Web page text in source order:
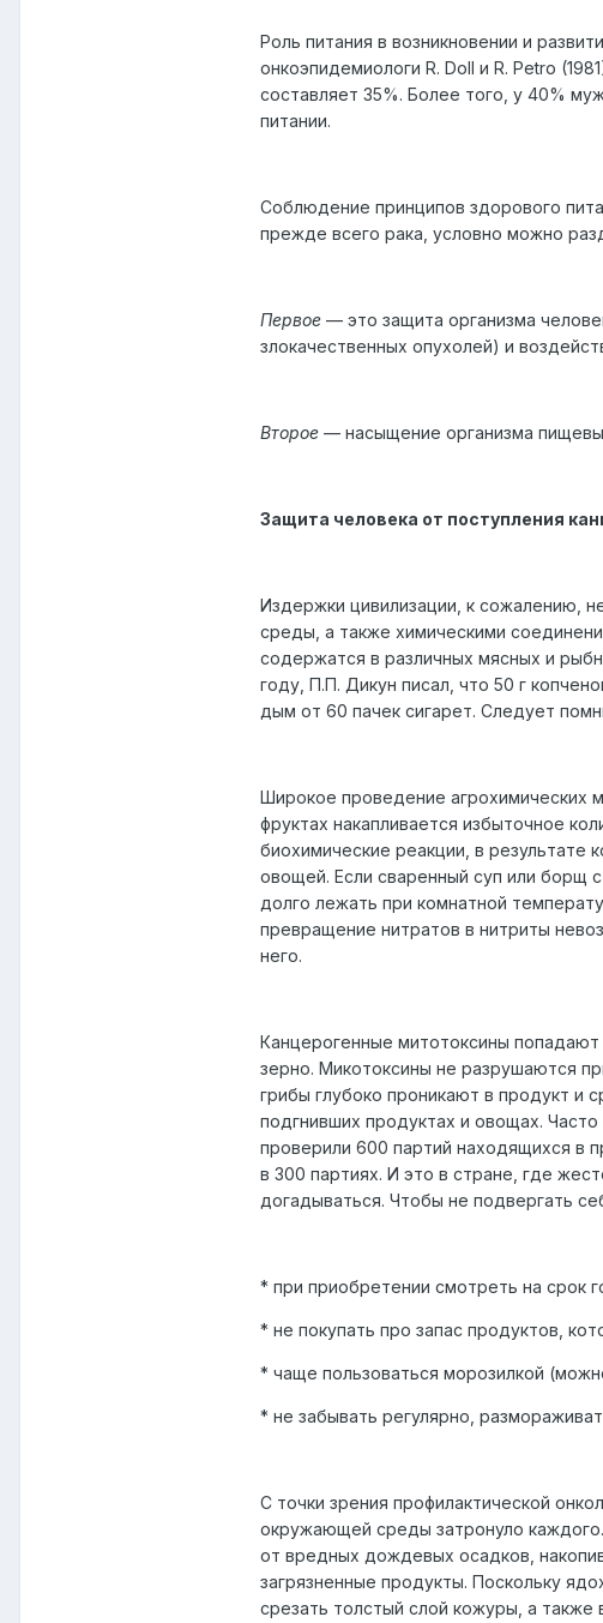
Роль питания в возникновении и
онкоэпидемиологи R. Doll и R. Petro
составляет 35%. Более того, у 40%
питании.
Соблюдение принципов здорового
прежде всего рака, условно можно
Первое — это защита организма
злокачественных опухолей) и
Второе — насыщение организма
Защита человека от поступления
Издержки цивилизации, к сожалению,
среды, а также химическими
содержатся в различных мясных и
году, П.П. Дикун писал, что 50 г
дым от 60 пачек сигарет. Следует
Широкое проведение агрохимических
фруктах накапливается избыточное
биохимические реакции, в результате
овощей. Если сваренный суп или борщ
долго лежать при комнатной
превращение нитратов в нитриты
него.
Канцерогенные митотоксины
зерно. Микотоксины не разрушаются
грибы глубоко проникают в продукт и
подгнивших продуктах и овощах.
проверили 600 партий находящихся в
в 300 партиях. И это в стране, где
догадываться. Чтобы не подвергать
* при приобретении смотреть на срок
* не покупать про запас продуктов,
* чаще пользоваться морозилкой
* не забывать регулярно,
С точки зрения профилактической
окружающей среды затронуло
от вредных дождевых осадков,
загрязненные продукты. Поскольку
срезать толстый слой кожуры, а